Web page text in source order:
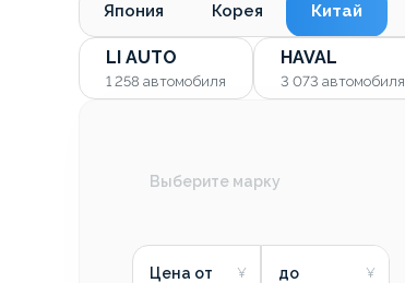
Япония Корея Китай
LI AUTO
1 258 автомобиля
HAVAL
3 073 автомобиля
Выберите марку
Цена от до